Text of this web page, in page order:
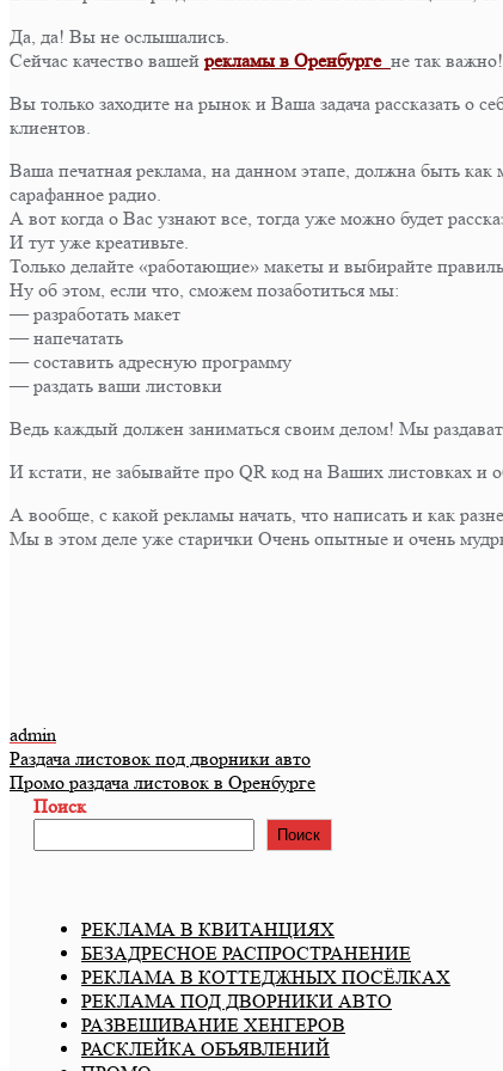
Да, да! Вы не ослышались.
Сейчас качество вашей рекламы в Оренбурге не так важно!
Вы только заходите на рынок и Ваша задача рассказать
клиентов.
Ваша печатная реклама, на данном этапе, должна быть
сарафанное радио.
А вот когда о Вас узнают все, тогда уже можно будет
И тут уже креативьте.
Только делайте «работающие» макеты и выбирайте
Ну об этом, если что, сможем позаботиться мы:
— разработать макет
— напечатать
— составить адресную программу
— раздать ваши листовки
Ведь каждый должен заниматься своим делом! Мы
И кстати, не забывайте про QR код на Ваших листовках
А вообще, с какой рекламы начать, что написать и как
Мы в этом деле уже старички Очень опытные и очень
admin
Навигация
по
записям
Раздача листовок под дворники авто
Промо раздача листовок в Оренбурге
Поиск
Поиск
РЕКЛАМА В КВИТАНЦИЯХ
БЕЗАДРЕСНОЕ РАСПРОСТРАНЕНИЕ
РЕКЛАМА В КОТТЕДЖНЫХ ПОСЁЛКАХ
РЕКЛАМА ПОД ДВОРНИКИ АВТО
РАЗВЕШИВАНИЕ ХЕНГЕРОВ
РАСКЛЕЙКА ОБЪЯВЛЕНИЙ